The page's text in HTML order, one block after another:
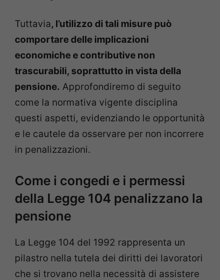
Tuttavia, l’utilizzo di tali misure può
comportare delle implicazioni
economiche e contributive non
trascurabili, soprattutto in vista della
pensione. Approfondiremo di seguito
come la normativa vigente disciplina
questi aspetti, evidenziando le opportunità
e le cautele da osservare per non incorrere
in penalizzazioni.
Come i congedi e i permessi
della Legge 104 penalizzano la
pensione
La Legge 104 del 1992 rappresenta un
pilastro nella tutela dei diritti dei lavoratori
che si trovano nella necessità di assistere